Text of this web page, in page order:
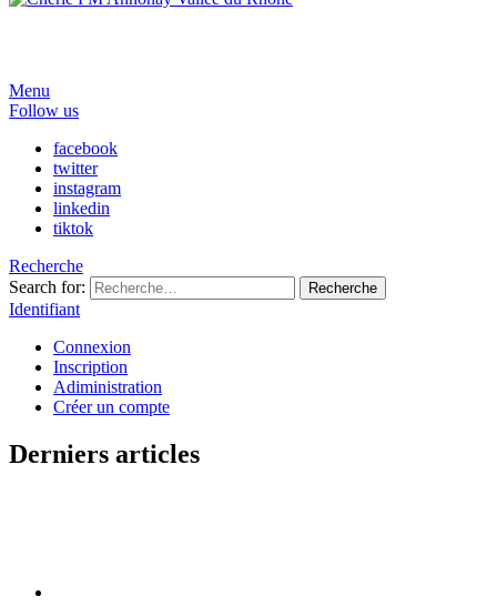
Menu
Follow us
facebook
twitter
instagram
linkedin
tiktok
Recherche
Search for:
Recherche
Identifiant
Connexion
Inscription
Adiministration
Créer un compte
Derniers articles